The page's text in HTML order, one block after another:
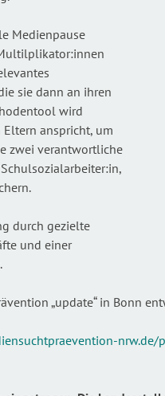
Medienpause
sie dann an ihren
wird
anspricht, um
zwei verantwortliche
durch gezielte
und einer
„update“ in Bonn
nrw.de/